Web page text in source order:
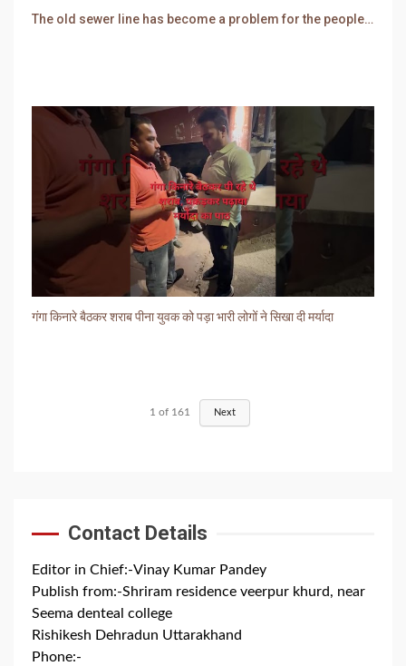
The old sewer line has become a problem for the people. Sewer water is entering people's houses.
गंगा किनारे बैठकर शराब पीना युवक को पड़ा भारी लोगों ने सिखा दी मर्यादा
1 of 161 Next
Contact Details
Editor in Chief:-Vinay Kumar Pandey
Publish from:-Shriram residence veerpur khurd, near
Seema denteal college
Rishikesh Dehradun Uttarakhand
Phone:-